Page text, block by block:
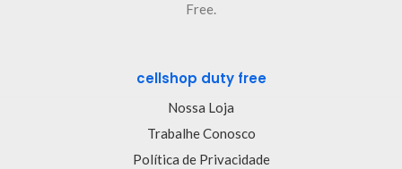
Free.
cellshop duty free
Nossa Loja
Trabalhe Conosco
Política de Privacidade